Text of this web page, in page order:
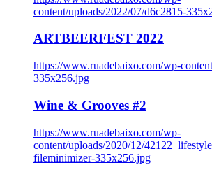
content/uploads/2022/07/d6c2815-
ARTBEERFEST 2022
https://www.ruadebaixo.com/wp-
335x256.jpg
Wine & Grooves #2
https://www.ruadebaixo.com/wp-
content/uploads/2020/12/
fileminimizer-335x256.jpg